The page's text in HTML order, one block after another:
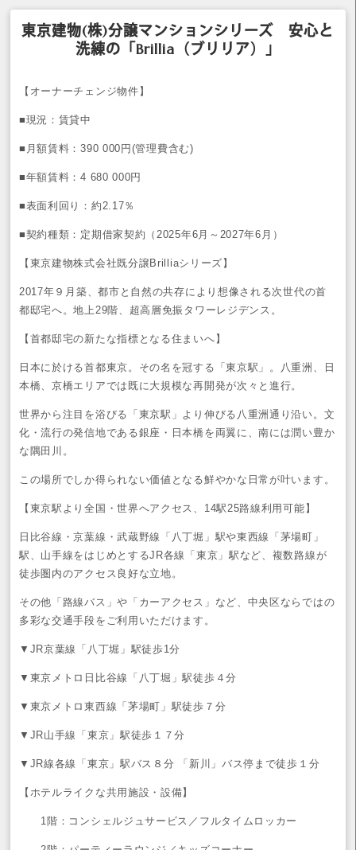
東京建物(株)分譲マンションシリーズ 安心と
洗練の「Brillia（ブリリア）」
【オーナーチェンジ物件】
■現況：賃貸中
■月額賃料：390 000円(管理費含む)
■年額賃料：4 680 000円
■表面利回り：約2.17％
■契約種類：定期借家契約（2025年6月～2027年6月）
【東京建物株式会社既分譲Brilliaシリーズ】
2017年９月築、都市と自然の共存により想像される次世代の首
都邸宅へ。地上29階、超高層免振タワーレジデンス。
【首都邸宅の新たな指標となる住まいへ】
日本に於ける首都東京。その名を冠する「東京駅」。八重洲、日
本橋、京橋エリアでは既に大規模な再開発が次々と進行。
世界から注目を浴びる「東京駅」より伸びる八重洲通り沿い。文
化・流行の発信地である銀座・日本橋を両翼に、南には潤い豊か
な隅田川。
この場所でしか得られない価値となる鮮やかな日常が叶います。
【東京駅より全国・世界へアクセス、14駅25路線利用可能】
日比谷線・京葉線・武蔵野線「八丁堀」駅や東西線「茅場町」
駅、山手線をはじめとするJR各線「東京」駅など、複数路線が
徒歩圏内のアクセス良好な立地。
その他「路線バス」や「カーアクセス」など、中央区ならではの
多彩な交通手段をご利用いただけます。
▼JR京葉線「八丁堀」駅徒歩1分
▼東京メトロ日比谷線「八丁堀」駅徒歩４分
▼東京メトロ東西線「茅場町」駅徒歩７分
▼JR山手線「東京」駅徒歩１７分
▼JR線各線「東京」駅バス８分 「新川」バス停まで徒歩１分
【ホテルライクな共用施設・設備】
1階：コンシェルジュサービス／フルタイムロッカー